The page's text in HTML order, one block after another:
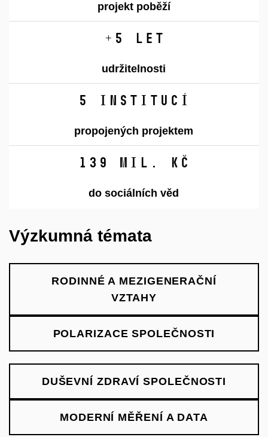
projekt poběží
+ 5 let
udržitelnosti
5 institucí
propojených projektem
149 mil. Kč
do sociálních věd
Výzkumná témata
RODINNÉ A MEZIGENERAČNÍ
VZTAHY
POLARIZACE SPOLEČNOSTI
DUŠEVNÍ ZDRAVÍ SPOLEČNOSTI
MODERNÍ MĚŘENÍ A DATA